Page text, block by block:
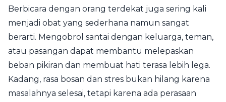
Berbicara dengan orang terdekat juga sering kali
menjadi obat yang sederhana namun sangat
berarti. Mengobrol santai dengan keluarga, teman,
atau pasangan dapat membantu melepaskan
beban pikiran dan membuat hati terasa lebih lega.
Kadang, rasa bosan dan stres bukan hilang karena
masalahnya selesai, tetapi karena ada perasaan